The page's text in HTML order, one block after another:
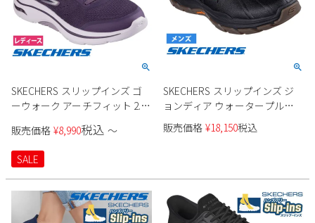
SKECHERS スリップインズ ゴ
ーウォーク アーチフィット 2.0
販売価格 ¥8,990税込 〜
SALE
SKECHERS スリップインズ ジ
ョンディア ウォータープルー
フ リスペクテッド 256002 メン
ズ
販売価格 ¥18,150税込